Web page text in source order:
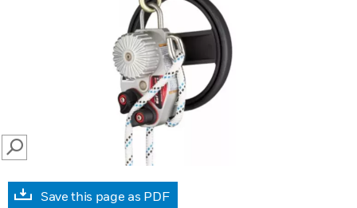
SEARCH
Save this page as PDF